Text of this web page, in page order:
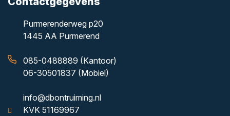
Purmerenderweg p20
1445 AA Purmerend
085-0488889 (Kantoor)
06-30501837 (Mobiel)
info@dbontruiming.nl
KVK 51169967